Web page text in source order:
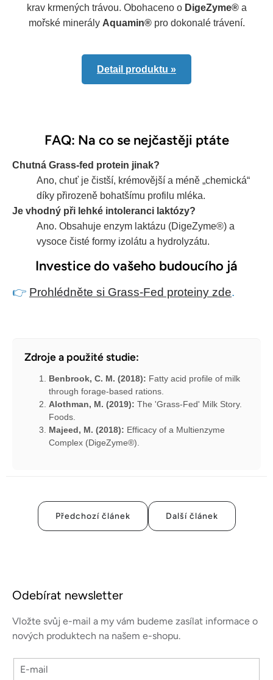
krav krmených trávou. Obohaceno o DigeZyme®a
mořské minerály Aquamin®pro dokonalé trávení.
Detail produktu »
FAQ: Na co se nejčastěji ptáte
Chutná Grass-fed protein jinak?
Ano, chuť je čistší, krémovější a méně „chemická“
díky přirozeně bohatšímu profilu mléka.
Je vhodný při lehké intoleranci laktózy?
Ano. Obsahuje enzym laktázu (DigeZyme®) a
vysoce čisté formy izolátu a hydrolyzátu.
Investice do vašeho budoucího já
👉 Prohlédněte si Grass-Fed proteiny zde.
Zdroje a použité studie:
Benbrook, C. M. (2018): Fatty acid profile of milk
through forage-based rations.
Alothman, M. (2019): The 'Grass-Fed' Milk Story.
Foods.
Majeed, M. (2018): Efficacy of a Multienzyme
Complex (DigeZyme®).
Předchozí článek Další článek
Odebírat newsletter
Vložte svůj e-mail a my vám budeme zasílat informace o
nových produktech na našem e-shopu.
E-mail